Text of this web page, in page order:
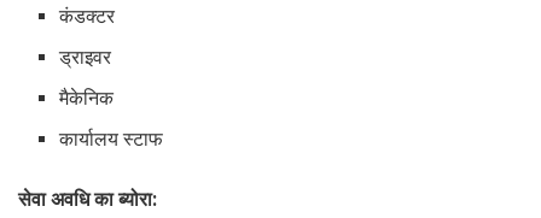
कंडक्टर
ड्राइवर
मैकेनिक
कार्यालय स्टाफ
सेवा अवधि का ब्योरा: